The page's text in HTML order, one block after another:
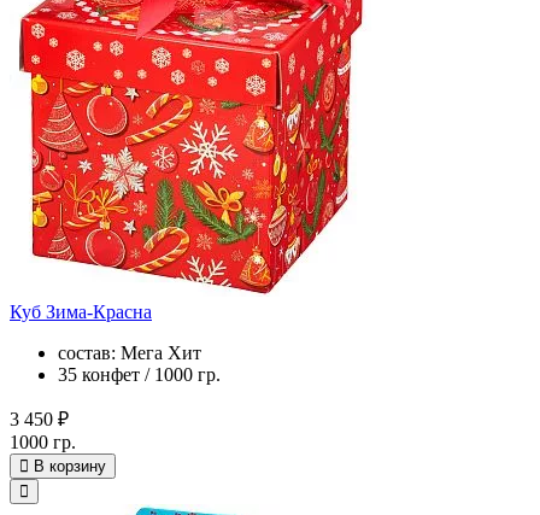
Куб Зима-Красна
состав: Мега Хит
35 конфет / 1000 гр.
3 450 ₽
1000 гр.
В корзину